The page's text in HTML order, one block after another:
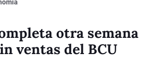
otra semana
ventas del BCU